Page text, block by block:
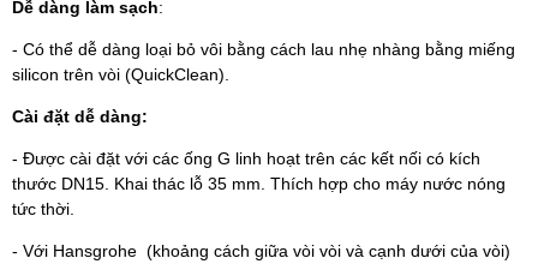
Dễ dàng làm sạch:
- Có thể dễ dàng loại bỏ vôi bằng cách lau nhẹ nhàng bằng miếng
silicon trên vòi (QuickClean).
Cài đặt dễ dàng:
- Được cài đặt với các ống G linh hoạt trên các kết nối có kích
thước DN15. Khai thác lỗ 35 mm. Thích hợp cho máy nước nóng
tức thời.
- Với Hansgrohe (khoảng cách giữa vòi vòi và cạnh dưới của vòi)